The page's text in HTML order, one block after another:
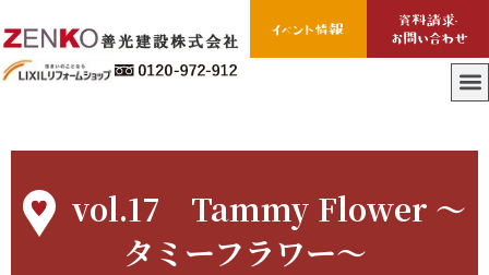
vol.17 Tammy Flower ～
タミーフラワー～